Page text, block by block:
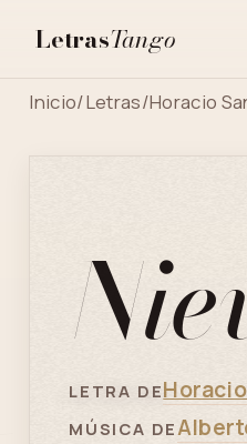
LetrasTango
Inicio/Letras/Horacio
LETRA DE
MÚSICA DE